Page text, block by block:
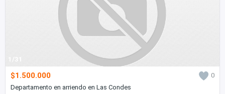
1/31
$1.500.000
0
Departamento en arriendo en Las Condes